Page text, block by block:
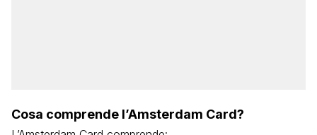
Cosa comprende l’Amsterdam Card?